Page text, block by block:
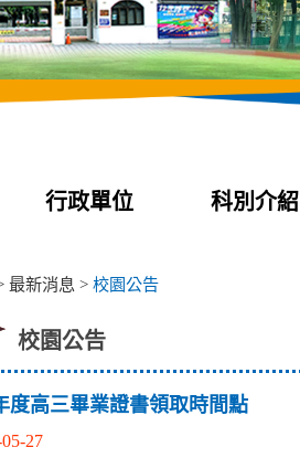
行政單位 科別介紹
最新消息 > 校園公告
校園公告
度高三畢業證書領取時間點
27